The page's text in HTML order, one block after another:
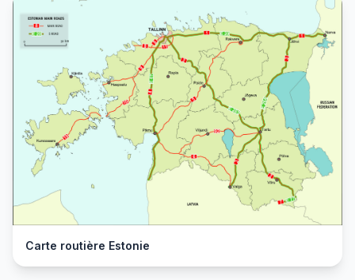
Carte routière Estonie